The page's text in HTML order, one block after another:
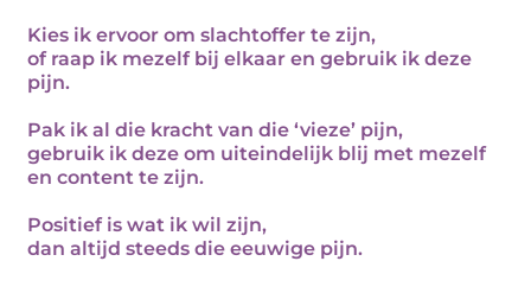
Kies ik ervoor om slachtoffer te zijn,
of raap ik mezelf bij elkaar en gebruik ik deze
pijn.
Pak ik al die kracht van die ‘vieze’ pijn,
gebruik ik deze om uiteindelijk blij met mezelf
en content te zijn.
Positief is wat ik wil zijn,
dan altijd steeds die eeuwige pijn.